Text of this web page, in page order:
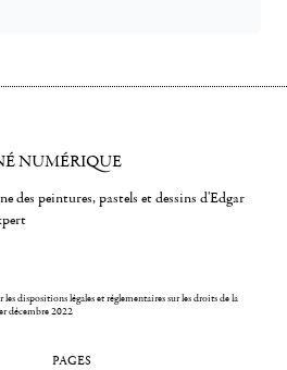
NUMÉRIQUE
des peintures, pastels et dessins d'Edgar
dispositions légales et réglementaires sur les droits de la
décembre 2022
PAGES